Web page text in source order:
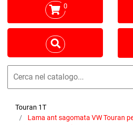
0
Touran 1T
Lama ant sagomata VW Touran